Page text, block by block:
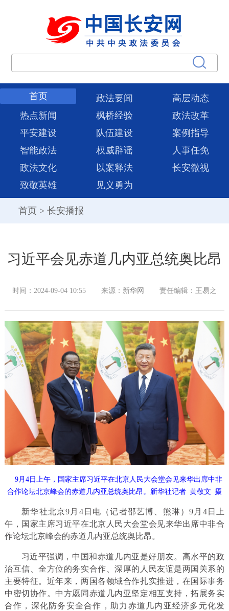
首页 政法要闻
高层动态
热点新闻
枫桥经验
政法改革
平安建设
队伍建设
案例指导
智能政法
权威辟谣
人事任免
政法文化
以案释法
长安微视
致敬英雄
见义勇为
首页 > 长安播报
习近平会见赤道几内亚总统奥比昂
时间：2024-09-04 10:55 来源：新华网 责任编辑：王易之
9月4日上午，国家主席习近平在北京人民大会堂会见来华出席中非
合作论坛北京峰会的赤道几内亚总统奥比昂。新华社记者 黄敬文 摄
新华社北京9月4日电（记者邵艺博、熊琳）9月4日上
午，国家主席习近平在北京人民大会堂会见来华出席中非合
作论坛北京峰会的赤道几内亚总统奥比昂。
习近平强调，中国和赤道几内亚是好朋友。高水平的政
治互信、全方位的务实合作、深厚的人民友谊是两国关系的
主要特征。近年来，两国各领域合作扎实推进，在国际事务
中密切协作。中方愿同赤道几内亚坚定相互支持，拓展务实
合作，深化防务安全合作，助力赤道几内亚经济多元化发